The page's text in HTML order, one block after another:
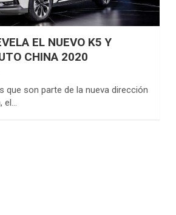
EL NUEVO K5 Y
CHINA 2020
que son parte de la nueva dirección
el…